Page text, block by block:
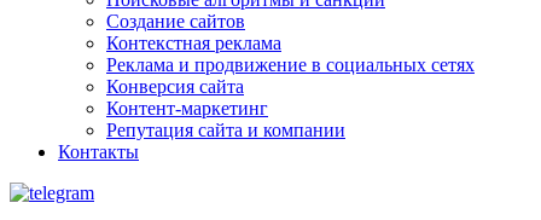
Создание сайтов
Контекстная реклама
Реклама и продвижение в социальных сетях
Конверсия сайта
Контент-маркетинг
Репутация сайта и компании
Контакты